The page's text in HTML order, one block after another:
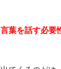
言葉を話す必